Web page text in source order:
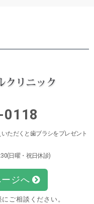
ただくと歯ブラシをプレゼント
日曜・祝日休診)
ージへ
ご相談ください。